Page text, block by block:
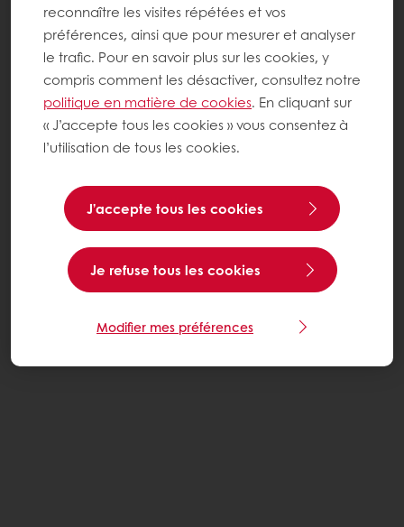
reconnaître les visites répétées et vos
préférences, ainsi que pour mesurer et analyser
le trafic. Pour en savoir plus sur les cookies, y
compris comment les désactiver, consultez notre
politique en matière de cookies. En cliquant sur
« J’accepte tous les cookies » vous consentez à
l’utilisation de tous les cookies.
J’accepte tous les cookies
Je refuse tous les cookies
Modifier mes préférences